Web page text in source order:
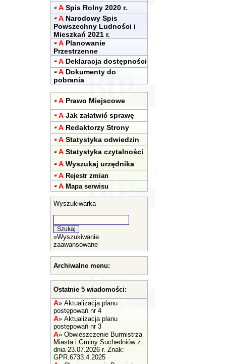
A Spis Rolny 2020 r.
A Narodowy Spis
Powszechny Ludności i
Mieszkań 2021 r.
A Planowanie
Przestrzenne
A Deklaracja dostępności
A Dokumenty do
pobrania
A Prawo Miejscowe
A Jak załatwić sprawę
A Redaktorzy Strony
A Statystyka odwiedzin
A Statystyka czytalności
A Wyszukaj urzędnika
A Rejestr zmian
A Mapa serwisu
Wyszukiwarka
»Wyszukiwanie
zaawansowane
Archiwalne menu:
Ostatnie 5 wiadomości:
A» Aktualizacja planu
postępowań nr 4
A» Aktualizacja planu
postępowań nr 3
A» Obwieszczenie Burmistrza
Miasta i Gminy Suchedniów z
dnia 23.07.2026 r. Znak:
GPR.6733.4.2025